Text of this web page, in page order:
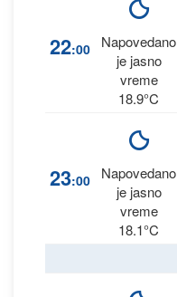
22:00
Napovedano
je jasno
vreme
18.9°C
23:00
Napovedano
je jasno
vreme
18.1°C